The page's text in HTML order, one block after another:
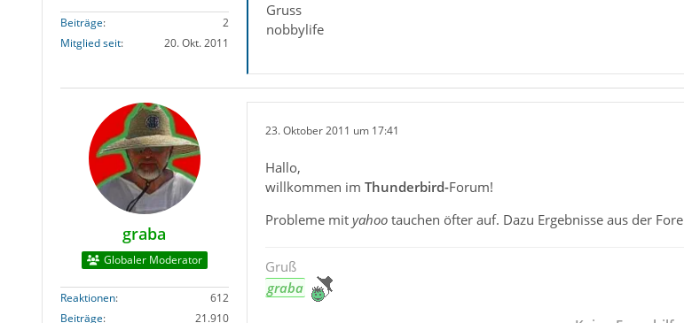
Beiträge
2
Mitglied seit
20. Okt. 2011
Gruss
nobbylife
graba
Globaler Moderator
Reaktionen
612
Beiträge
21.910
23. Oktober 2011 um 17:41
Hallo,
willkommen im Thunderbird-Forum!
Probleme mit yahootauchen öfter auf. Dazu Ergebnisse aus der
Gruß
graba